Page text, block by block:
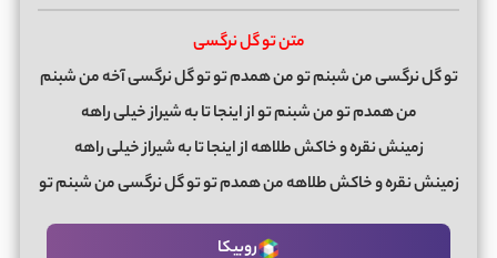
متن تو گل نرگسی
تو گل نرگسی من شبنم تو من همدم تو تو گل نرگسی آخه من شبنم
من همدم تو من شبنم تو از اینجا تا به شیراز خیلی راهه
زمینش نقره و خاکش طلاهه از اینجا تا به شیراز خیلی راهه
زمینش نقره و خاکش طلاهه من همدم تو تو گل نرگسی من شبنم تو
روبیکا